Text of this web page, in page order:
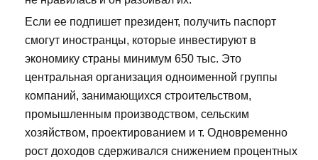
Если ее подпишет президент, получить паспорт
смогут иностранцы, которые инвестируют в
экономику страны минимум 650 тыс. Это
центральная организация одноименной группы
компаний, занимающихся строительством,
промышленным производством, сельским
хозяйством, проектированием и т. Одновременно
рост доходов сдерживался снижением процентных